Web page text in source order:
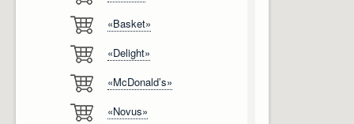
Відгуки
Ліцензії, сертифікати, дипломи
Автоматизація
Сервіс
«Basket»
«Delight»
«McDonald’s»
«Novus»